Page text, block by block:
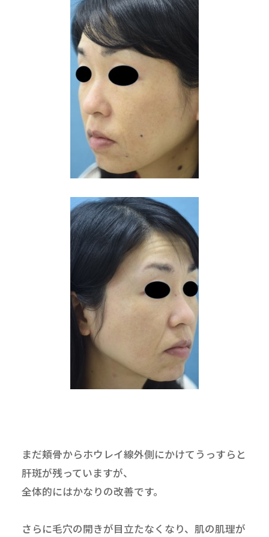
まだ頬骨からホウレイ線外側にかけてうっすらと
肝斑が残っていますが、
全体的にはかなりの改善です。
さらに毛穴の開きが目立たなくなり、肌の肌理が